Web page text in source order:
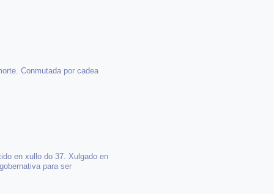
Conmutada por cadea
en xullo do 37. Xulgado en
para ser